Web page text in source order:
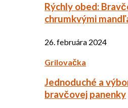
Rýchly obed:
chrumkvými
26. februára 2024
Grilovačka
Jednoduché a
bravčovej panenky